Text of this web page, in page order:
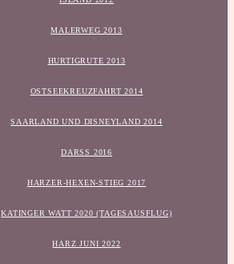
MALERWEG 2013
HURTIGRUTE 2013
OSTSEEKREUZFAHRT 2014
SAARLAND UND DISNEYLAND 2014
DARSS 2016
HARZER-HEXEN-STIEG 2017
KATINGER WATT 2020 (TAGESAUSFLUG)
HARZ JUNI 2022